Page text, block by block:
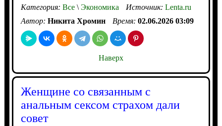
Категория: Все\Экономика Источник: Lenta.ru
Автор: Никита Хромин Время: 02.06.2026 03:09
Наверх
Женщине со связанным с
анальным сексом страхом дали
совет